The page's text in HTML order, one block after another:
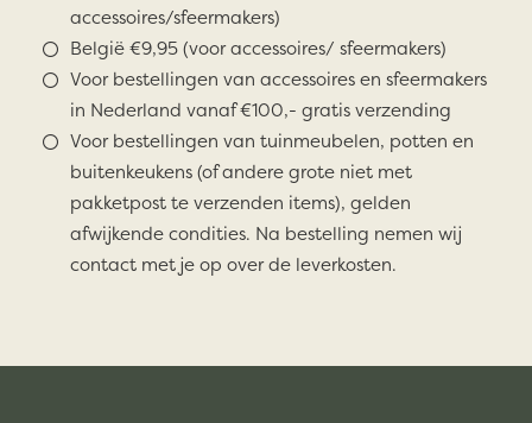
accessoires/sfeermakers)
België €9,95 (voor accessoires/ sfeermakers)
Voor bestellingen van accessoires en sfeermakers
in Nederland vanaf €100,- gratis verzending
Voor bestellingen van tuinmeubelen, potten en
buitenkeukens (of andere grote niet met
pakketpost te verzenden items), gelden
afwijkende condities. Na bestelling nemen wij
contact met je op over de leverkosten.